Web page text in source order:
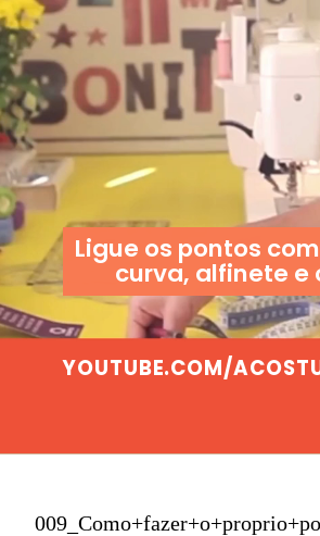
Ligue os pontos
curva, alfinete e
YOUTUBE.COM/